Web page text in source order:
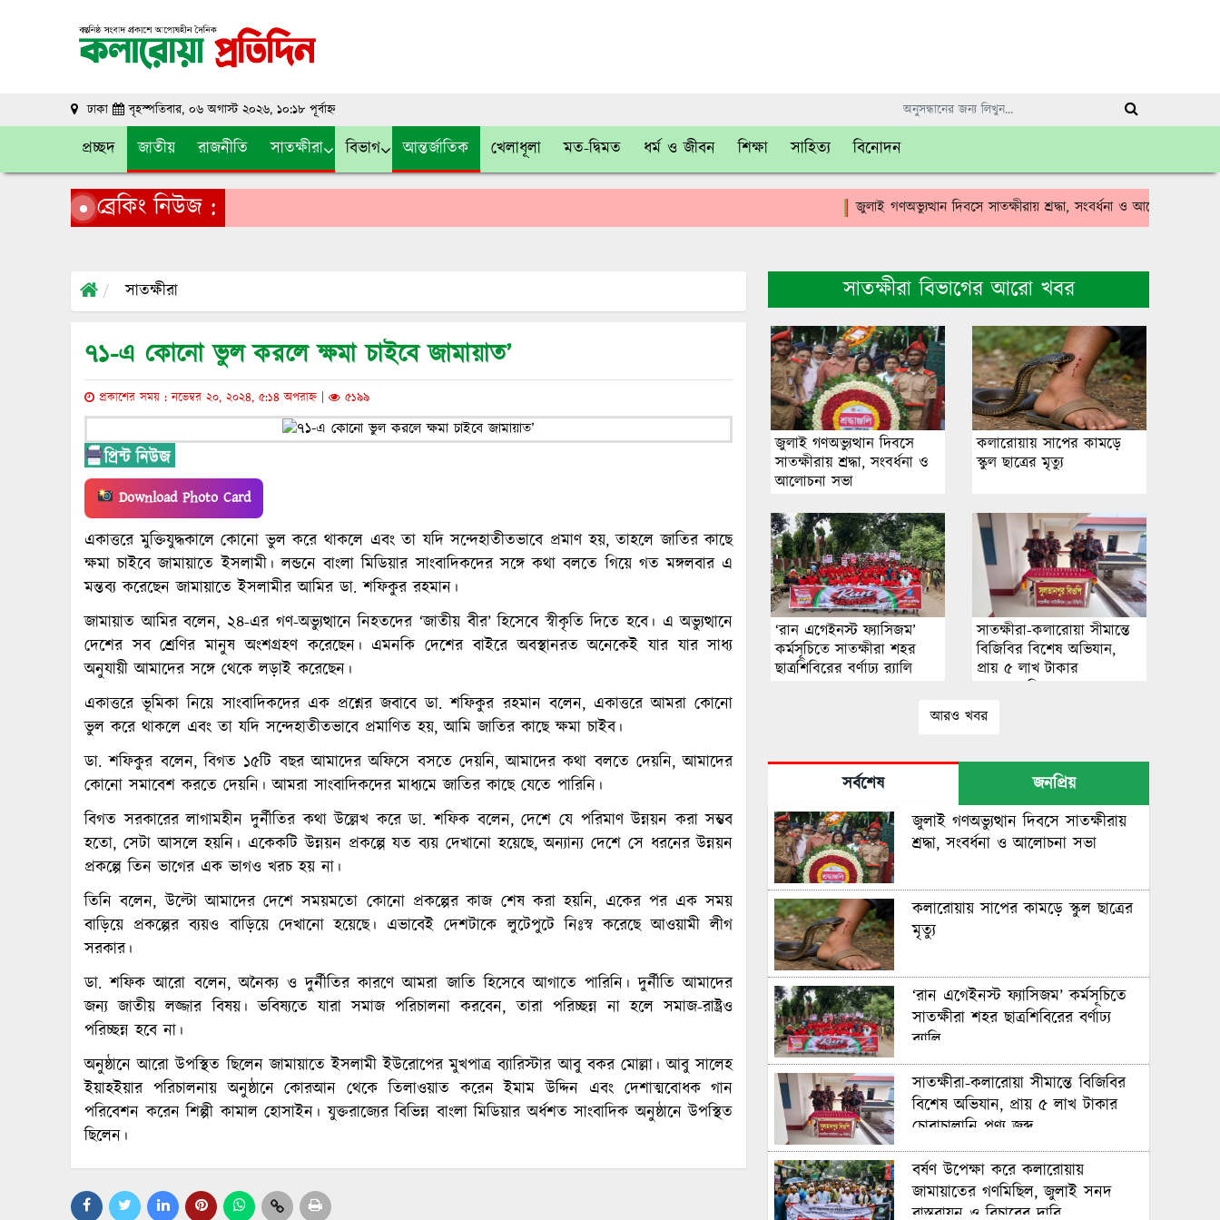
ঢাকা বৃহস্পতিবার, ০৬ অগাস্ট ২০২৬, ১০:১৮ পূর্বাহ্ন
প্রচ্ছদ জাতীয় রাজনীতি সাতক্ষীরা বিভাগ আন্তর্জাতিক খেলাধূলা মত-দ্বিমত ধর্ম ও জীবন শিক্ষা সাহিত্য বিনোদন
ব্রেকিং নিউজ : জুলাই গণঅভ্যুত্থান দিবসে সাতক্ষীরায় শ্রদ্ধা, সংবর্ধনা ও আলোচনা সভা
সাতক্ষীরা
৭১-এ কোনো ভুল করলে ক্ষমা চাইবে জামায়াত’
প্রকাশের সময় : নভেম্বর ২০, ২০২৪, ৫:১৪ অপরাহ্ন | ৫১৯৯
Download Photo Card
একাত্তরে মুক্তিযুদ্ধকালে কোনো ভুল করে থাকলে এবং তা যদি সন্দেহাতীতভাবে প্রমাণ হয়, তাহলে জাতির কাছে
ক্ষমা চাইবে জামায়াতে ইসলামী। লন্ডনে বাংলা মিডিয়ার সাংবাদিকদের সঙ্গে কথা বলতে গিয়ে গত মঙ্গলবার এ
মন্তব্য করেছেন জামায়াতে ইসলামীর আমির ডা. শফিকুর রহমান।
জামায়াত আমির বলেন, ২৪-এর গণ-অভ্যুত্থানে নিহতদের ‘জাতীয় বীর’ হিসেবে স্বীকৃতি দিতে হবে। এ অভ্যুত্থানে
দেশের সব শ্রেণির মানুষ অংশগ্রহণ করেছেন। এমনকি দেশের বাইরে অবস্থানরত অনেকেই যার যার সাধ্য
অনুযায়ী আমাদের সঙ্গে থেকে লড়াই করেছেন।
একাত্তরে ভূমিকা নিয়ে সাংবাদিকদের এক প্রশ্নের জবাবে ডা. শফিকুর রহমান বলেন, একাত্তরে আমরা কোনো
ভুল করে থাকলে এবং তা যদি সন্দেহাতীতভাবে প্রমাণিত হয়, আমি জাতির কাছে ক্ষমা চাইব।
ডা. শফিকুর বলেন, বিগত ১৫টি বছর আমাদের অফিসে বসতে দেয়নি, আমাদের কথা বলতে দেয়নি, আমাদের
কোনো সমাবেশ করতে দেয়নি। আমরা সাংবাদিকদের মাধ্যমে জাতির কাছে যেতে পারিনি।
বিগত সরকারের লাগামহীন দুর্নীতির কথা উল্লেখ করে ডা. শফিক বলেন, দেশে যে পরিমাণ উন্নয়ন করা সম্ভব
হতো, সেটা আসলে হয়নি। একেকটি উন্নয়ন প্রকল্পে যত ব্যয় দেখানো হয়েছে, অন্যান্য দেশে সে ধরনের উন্নয়ন
প্রকল্পে তিন ভাগের এক ভাগও খরচ হয় না।
তিনি বলেন, উল্টো আমাদের দেশে সময়মতো কোনো প্রকল্পের কাজ শেষ করা হয়নি, একের পর এক সময়
বাড়িয়ে প্রকল্পের ব্যয়ও বাড়িয়ে দেখানো হয়েছে। এভাবেই দেশটাকে লুটেপুটে নিঃস্ব করেছে আওয়ামী লীগ
সরকার।
ডা. শফিক আরো বলেন, অনৈক্য ও দুর্নীতির কারণে আমরা জাতি হিসেবে আগাতে পারিনি। দুর্নীতি আমাদের
জন্য জাতীয় লজ্জার বিষয়। ভবিষ্যতে যারা সমাজ পরিচালনা করবেন, তারা পরিচ্ছন্ন না হলে সমাজ-রাষ্ট্রও
পরিচ্ছন্ন হবে না।
অনুষ্ঠানে আরো উপস্থিত ছিলেন জামায়াতে ইসলামী ইউরোপের মুখপাত্র ব্যারিস্টার আবু বকর মোল্লা। আবু সালেহ
ইয়াহইয়ার পরিচালনায় অনুষ্ঠানে কোরআন থেকে তিলাওয়াত করেন ইমাম উদ্দিন এবং দেশাত্মবোধক গান
পরিবেশন করেন শিল্পী কামাল হোসাইন। যুক্তরাজ্যের বিভিন্ন বাংলা মিডিয়ার অর্ধশত সাংবাদিক অনুষ্ঠানে উপস্থিত
ছিলেন।
সাতক্ষীরা বিভাগের আরো খবর
জুলাই গণঅভ্যুত্থান দিবসে
সাতক্ষীরায় শ্রদ্ধা, সংবর্ধনা ও
আলোচনা সভা
কলারোয়ায় সাপের কামড়ে
স্কুল ছাত্রের মৃত্যু
‘রান এগেইনস্ট ফ্যাসিজম’
কর্মসূচিতে সাতক্ষীরা শহর
ছাত্রশিবিরের বর্ণাঢ্য র‍্যালি
সাতক্ষীরা-কলারোয়া সীমান্তে
বিজিবির বিশেষ অভিযান,
প্রায় ৫ লাখ টাকার
চোরাচালানি পণ্য জব্দ
আরও খবর
সর্বশেষ
জনপ্রিয়
জুলাই গণঅভ্যুত্থান দিবসে সাতক্ষীরায়
শ্রদ্ধা, সংবর্ধনা ও আলোচনা সভা
কলারোয়ায় সাপের কামড়ে স্কুল ছাত্রের
মৃত্যু
‘রান এগেইনস্ট ফ্যাসিজম’ কর্মসূচিতে
সাতক্ষীরা শহর ছাত্রশিবিরের বর্ণাঢ্য
র‍্যালি
সাতক্ষীরা-কলারোয়া সীমান্তে বিজিবির
বিশেষ অভিযান, প্রায় ৫ লাখ টাকার
চোরাচালানি পণ্য জব্দ
বর্ষণ উপেক্ষা করে কলারোয়ায়
জামায়াতের গণমিছিল, জুলাই সনদ
বাস্তবায়ন ও বিচারের দাবি